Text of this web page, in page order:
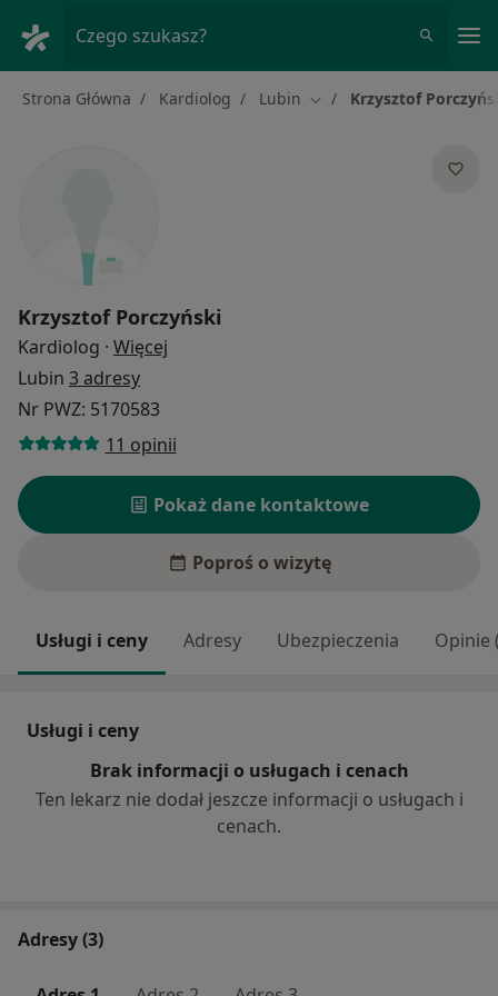
Czego szukasz?
Strona Główna Kardiolog Lubin Zmień miasto
Krzysztof
Krzysztof Porczyński
Kardiolog · Więcej
Lubin 3 adresy
Nr PWZ: 5170583
11 opinii
Pokaż dane kontaktowe
Poproś o wizytę
Usługi i ceny Adresy Ubezpieczenia Opinie
Usługi i ceny
Brak informacji o usługach i cenach
Ten lekarz nie dodał jeszcze informacji o usługach i
cenach.
Adresy (3)